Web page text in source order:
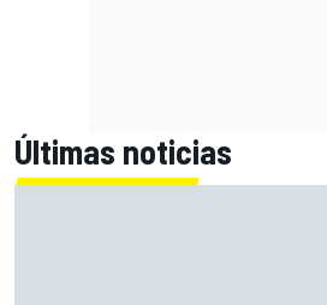
Últimas noticias